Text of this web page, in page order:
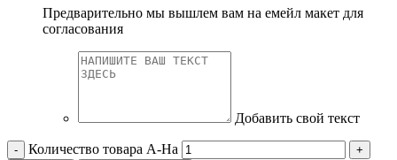
Предварительно мы вышлем вам на емейл макет для
согласования
Добавить свой текст
Количество товара A-Ha